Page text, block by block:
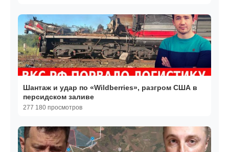
Шантаж и удар по «Wildberries», разгром США в
персидском заливе
277 180 просмотров